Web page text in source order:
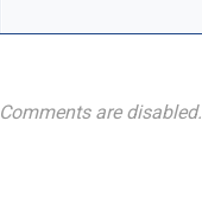
Comments are disabled.